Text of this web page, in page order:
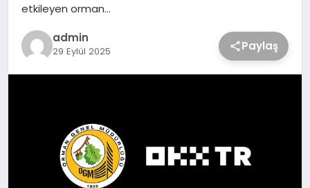
etkileyen orman…
admin
29 Eylül 2025 Paylaş